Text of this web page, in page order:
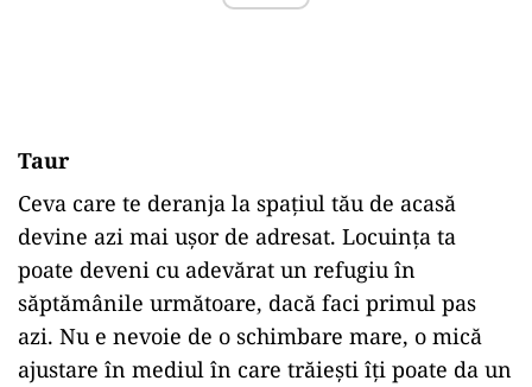
Taur
Ceva care te deranja la spațiul tău de acasă
devine azi mai ușor de adresat. Locuința ta
poate deveni cu adevărat un refugiu în
săptămânile următoare, dacă faci primul pas
azi. Nu e nevoie de o schimbare mare, o mică
ajustare în mediul în care trăiești îți poate da un